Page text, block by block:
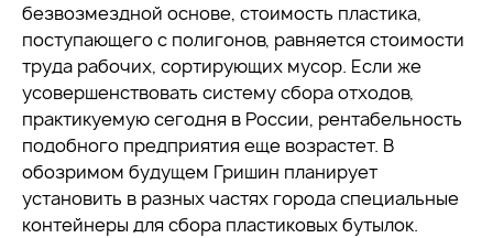
безвозмездной основе, стоимость пластика,
поступающего с полигонов, равняется стоимости
труда рабочих, сортирующих мусор. Если же
усовершенствовать систему сбора отходов,
практикуемую сегодня в России, рентабельность
подобного предприятия еще возрастет. В
обозримом будущем Гришин планирует
установить в разных частях города специальные
контейнеры для сбора пластиковых бутылок.